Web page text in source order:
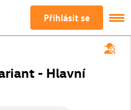
Přihlásit se
- Hlavní